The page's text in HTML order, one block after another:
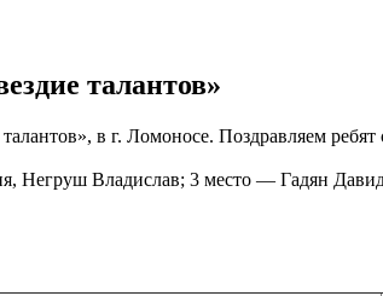
талантов»
в г. Ломоносе. Поздравляем
Негруш Владислав; 3 место — Гадян